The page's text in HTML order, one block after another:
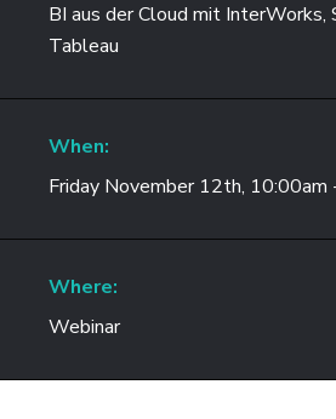
BI aus der Cloud mit InterWorks,
Tableau
When:
Friday November 12th, 10:00am
Where:
Webinar